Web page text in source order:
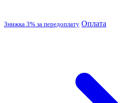
Знижка 3% за передоплату Оплата